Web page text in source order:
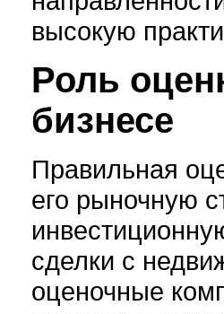
высокую
Роль
бизнесе
Правильная
его рыночную
сделки с
оценочные